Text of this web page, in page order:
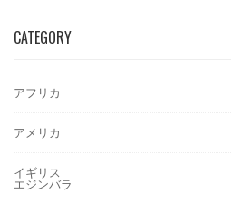
CATEGORY
アフリカ
アメリカ
イギリス
エジンバラ